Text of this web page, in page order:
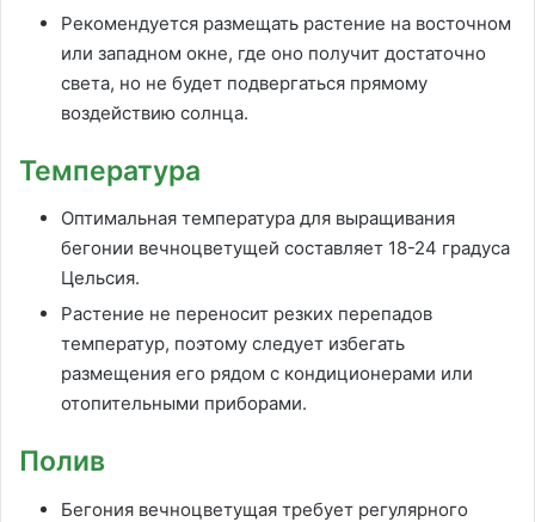
Рекомендуется размещать растение на восточном
или западном окне, где оно получит достаточно
света, но не будет подвергаться прямому
воздействию солнца.
Температура
Оптимальная температура для выращивания
бегонии вечноцветущей составляет 18-24 градуса
Цельсия.
Растение не переносит резких перепадов
температур, поэтому следует избегать
размещения его рядом с кондиционерами или
отопительными приборами.
Полив
Бегония вечноцветущая требует регулярного